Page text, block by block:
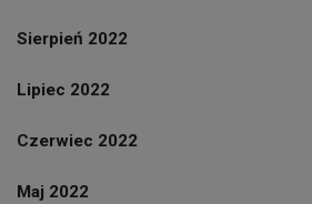
Sierpień 2022
Lipiec 2022
Czerwiec 2022
Maj 2022